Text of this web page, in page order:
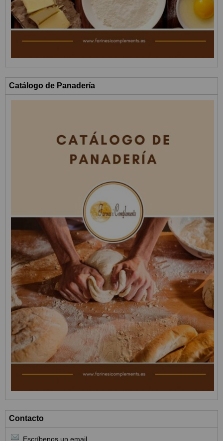
Catálogo de Panadería
Contacto
Escríbenos un email